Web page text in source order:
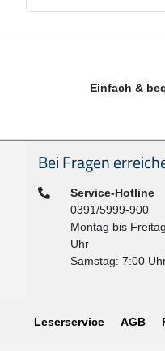
Einfach &
Seitenfußbereich
Bei Fragen
Telefon:Service-Hotline
0391/5999-900
Montag bis
Uhr
Samstag: 7:00
Leserservice AGB